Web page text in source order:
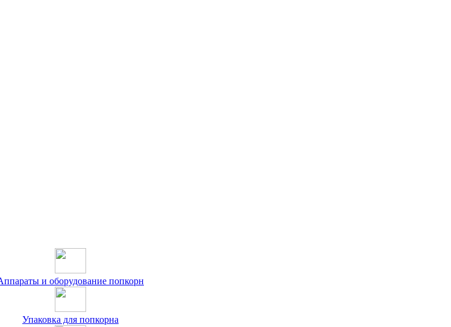
и оборудование попкорн
Упаковка для попкорна